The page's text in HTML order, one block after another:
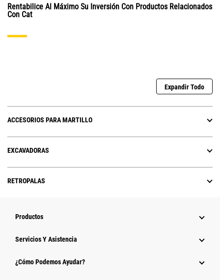
Rentabilice Al Máximo Su Inversión Con Productos Relacionados
Con Cat
Expandir Todo
ACCESORIOS PARA MARTILLO
EXCAVADORAS
RETROPALAS
Productos
Servicios Y Asistencia
¿Cómo Podemos Ayudar?